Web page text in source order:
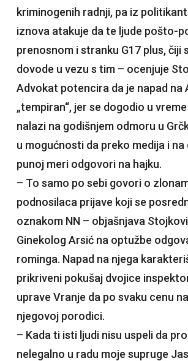
kriminogenih radnji, pa iz
iznova atakuje da te ljude pošto-
prenosnom i stranku G17 plus, čiji
dovode u vezu s tim – ocenjuje
Advokat potencira da je napad na
„tempiran“, jer se dogodio u
nalazi na godišnjem odmoru u
u mogućnosti da preko medija i na
punoj meri odgovori na hajku.
– To samo po sebi govori o
podnosilaca prijave koji se
oznakom NN – objašnjava
Ginekolog Arsić na optužbe
rominga. Napad na njega
prikriveni pokušaj dvojice
uprave Vranje da po svaku cenu
njegovoj porodici.
– Kada ti isti ljudi nisu uspeli da
nelegalno u radu moje supruge